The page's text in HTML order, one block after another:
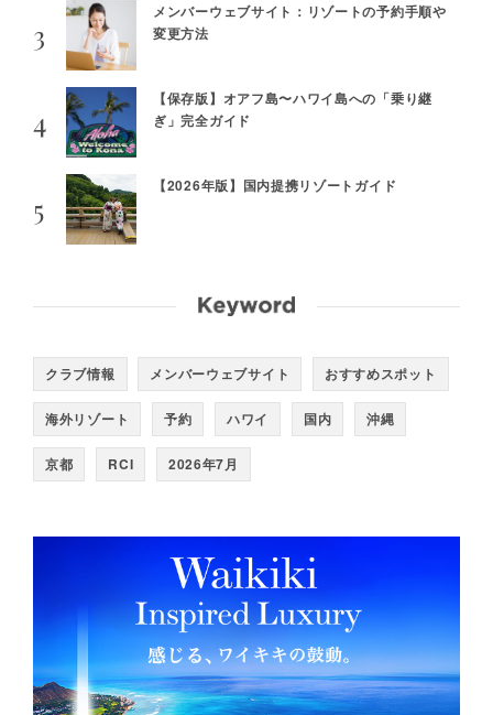
メンバーウェブサイト：リゾートの予約手順や
変更方法
【保存版】オアフ島〜ハワイ島への「乗り継
ぎ」完全ガイド
【2026年版】国内提携リゾートガイド
クラブ情報 メンバーウェブサイト おすすめスポット
海外リゾート 予約 ハワイ 国内 沖縄
京都 RCI 2026年7月